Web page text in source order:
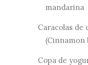
mandarina
Caracolas de
(Cinnamon
Copa de